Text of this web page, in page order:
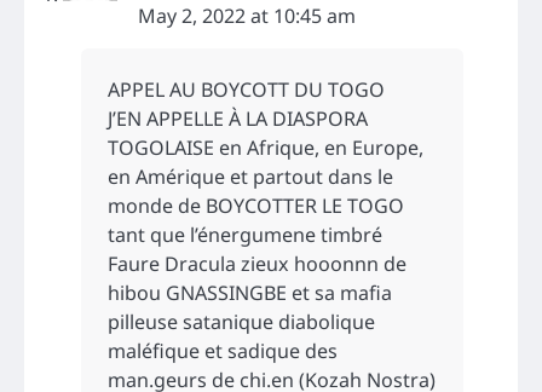
May 2, 2022 at 10:45 am
APPEL AU BOYCOTT DU TOGO
J’EN APPELLE À LA DIASPORA
TOGOLAISE en Afrique, en Europe,
en Amérique et partout dans le
monde de BOYCOTTER LE TOGO
tant que l’énergumene timbré
Faure Dracula zieux hooonnn de
hibou GNASSINGBE et sa mafia
pilleuse satanique diabolique
maléfique et sadique des
man.geurs de chi.en (Kozah Nostra)